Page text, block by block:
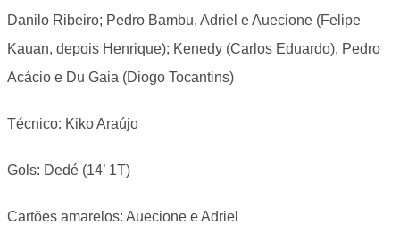
Danilo Ribeiro; Pedro Bambu, Adriel e Auecione (Felipe
Kauan, depois Henrique); Kenedy (Carlos Eduardo), Pedro
Acácio e Du Gaia (Diogo Tocantins)
Técnico: Kiko Araújo
Gols: Dedé (14’ 1T)
Cartões amarelos: Auecione e Adriel